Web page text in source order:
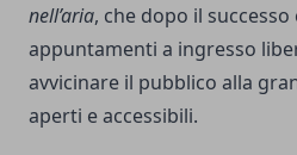
nell’aria, che dopo il
appuntamenti a ingresso
avvicinare il pubblico alla
aperti e accessibili.